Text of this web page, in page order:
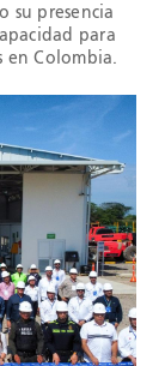
su presencia
para
Colombia.